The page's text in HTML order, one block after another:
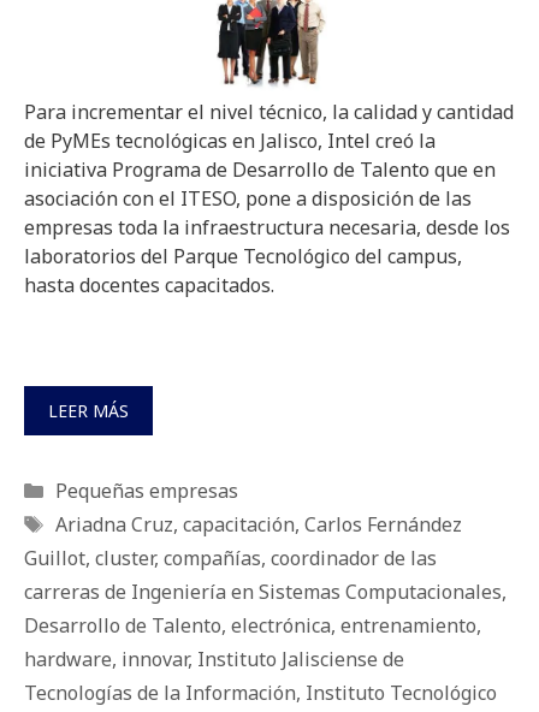
Para incrementar el nivel técnico, la calidad y cantidad
de PyMEs tecnológicas en Jalisco, Intel creó la
iniciativa Programa de Desarrollo de Talento que en
asociación con el ITESO, pone a disposición de las
empresas toda la infraestructura necesaria, desde los
laboratorios del Parque Tecnológico del campus,
hasta docentes capacitados.
LEER MÁS
Categorías
Pequeñas empresas
Etiquetas
Ariadna Cruz, capacitación, Carlos Fernández
Guillot, cluster, compañías, coordinador de las
carreras de Ingeniería en Sistemas Computacionales,
Desarrollo de Talento, electrónica, entrenamiento,
hardware, innovar, Instituto Jalisciense de
Tecnologías de la Información, Instituto Tecnológico